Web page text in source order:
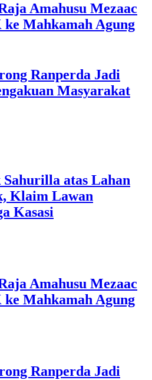
Amahusu Mezaac
ke Mahkamah Agung
Ranperda Jadi
Masyarakat
atas Lahan
Klaim Lawan
Kasasi
Amahusu Mezaac
ke Mahkamah Agung
Ranperda Jadi